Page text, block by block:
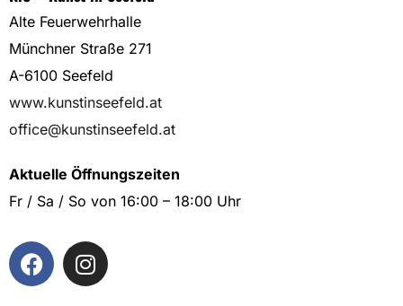
Alte Feuerwehrhalle
Münchner Straße 271
A-6100 Seefeld
www.kunstinseefeld.at
office@kunstinseefeld.at
Aktuelle Öffnungszeiten
Fr / Sa / So von 16:00 – 18:00 Uhr